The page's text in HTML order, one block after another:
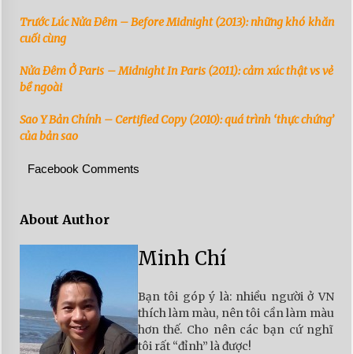
Trước Lúc Nửa Đêm – Before Midnight (2013): những khó khăn
cuối cùng
Nửa Đêm Ở Paris – Midnight In Paris (2011): cảm xúc thật vs vẻ
bề ngoài
Sao Y Bản Chính – Certified Copy (2010): quá trình ‘thực chứng’
của bản sao
Facebook Comments
About Author
Minh Chí
Bạn tôi góp ý là: nhiều người ở VN
thích làm màu, nên tôi cần làm màu
hơn thế. Cho nên các bạn cứ nghĩ
tôi rất “đỉnh” là được!